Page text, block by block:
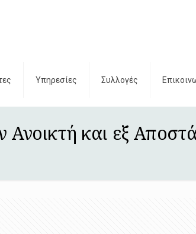
Υπηρεσίες Συλλογές
Ανοικτή και εξ